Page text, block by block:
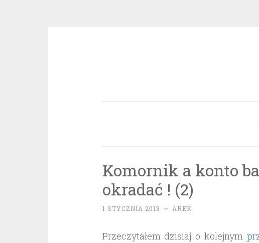
Komornik a konto
okradać ! (2)
1 STYCZNIA 2013 ~ AREK
Przeczytałem dzisiaj o kolejnym